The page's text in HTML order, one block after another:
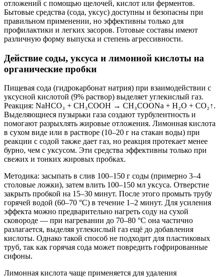
отложений с помощью щелочей, кислот или ферментов.
Бытовые средства (сода, уксус) доступны и безопасны при
правильном применении, но эффективны только для
профилактики и легких засоров. Готовые составы имеют
различную форму выпуска и степень агрессивности.
Действие соды, уксуса и лимонной кислоты на
органические пробки
Пищевая сода (гидрокарбонат натрия) при взаимодействии с
уксусной кислотой (9% раствор) выделяет углекислый газ.
Реакция: NaHCO₃ + CH₃COOH → CH₃COONa + H₂O + CO₂↑.
Выделяющиеся пузырьки газа создают турбулентность и
помогают разрыхлять жировые отложения. Лимонная кислота
в сухом виде или в растворе (10–20 г на стакан воды) при
реакции с содой также дает газ, но реакция протекает менее
бурно, чем с уксусом. Эти средства эффективны только при
свежих и тонких жировых пробках.
Методика: засыпать в слив 100–150 г соды (примерно 3–4
столовые ложки), затем влить 100–150 мл уксуса. Отверстие
закрыть пробкой на 15–30 минут. После этого промыть трубу
горячей водой (60–70 °C) в течение 1–2 минут. Для усиления
эффекта можно предварительно нагреть соду на сухой
сковороде — при нагревании до 70–80 °C она частично
разлагается, выделяя углекислый газ ещё до добавления
кислоты. Однако такой способ не подходит для пластиковых
труб, так как горячая сода может повредить гофрированные
сифоны.
Лимонная кислота чаще применяется для удаления